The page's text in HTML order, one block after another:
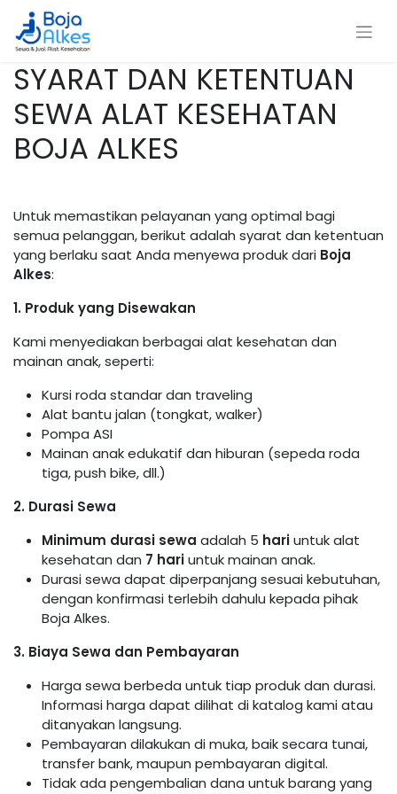
SYARAT DAN KETENTUAN
SEWA ALAT KESEHATAN
BOJA ALKES
Untuk memastikan pelayanan yang optimal bagi
semua pelanggan, berikut adalah syarat dan ketentuan
yang berlaku saat Anda menyewa produk dari Boja
Alkes:
1. Produk yang Disewakan
Kami menyediakan berbagai alat kesehatan dan
mainan anak, seperti:
Kursi roda standar dan traveling
Alat bantu jalan (tongkat, walker)
Pompa ASI
Mainan anak edukatif dan hiburan (sepeda roda
tiga, push bike, dll.)
2. Durasi Sewa
Minimum durasi sewa adalah 5 hariuntuk alat
kesehatan dan 7 hariuntuk mainan anak.
Durasi sewa dapat diperpanjang sesuai kebutuhan,
dengan konfirmasi terlebih dahulu kepada pihak
Boja Alkes.
3. Biaya Sewa dan Pembayaran
Harga sewa berbeda untuk tiap produk dan durasi.
Informasi harga dapat dilihat di katalog kami atau
ditanyakan langsung.
Pembayaran dilakukan di muka, baik secara tunai,
transfer bank, maupun pembayaran digital.
Tidak ada pengembalian dana untuk barang yang